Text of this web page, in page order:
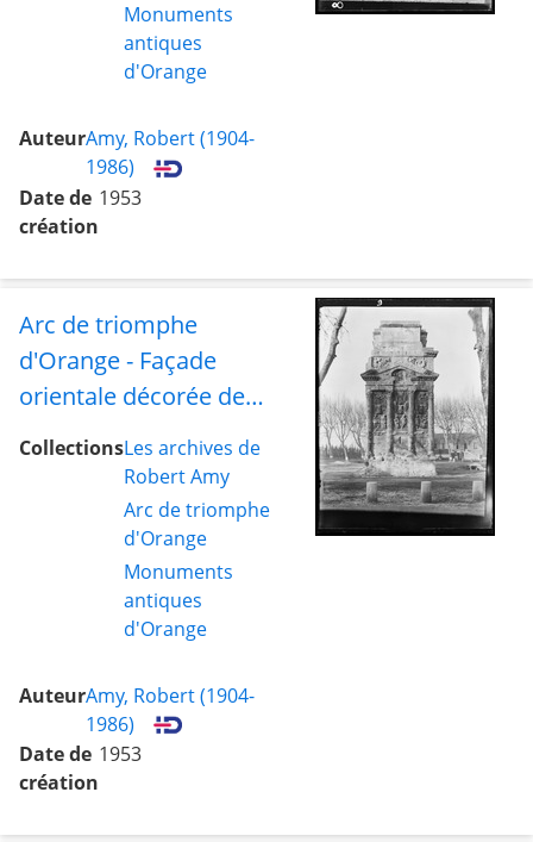
Monuments
antiques
d'Orange
AuteurAmy, Robert (1904-
1986)
Date de
création
1953
Arc de triomphe
d'Orange - Façade
orientale décorée de
trophées militaires pris
à l'ennemi
CollectionsLes archives de
Robert Amy
Arc de triomphe
d'Orange
Monuments
antiques
d'Orange
AuteurAmy, Robert (1904-
1986)
Date de
création
1953